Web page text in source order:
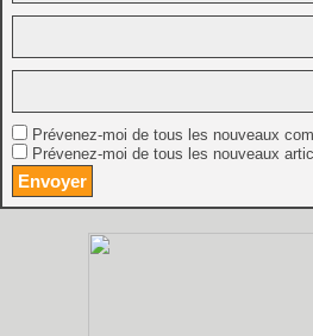
Prévenez-moi de tous les nouveaux
Prévenez-moi de tous les nouveaux